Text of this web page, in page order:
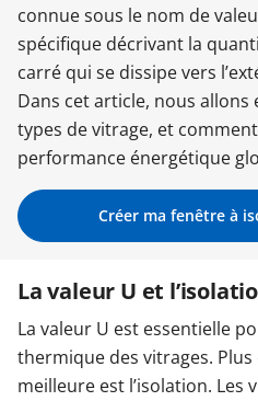
Portes d'entrée
Protections solaires
Garages & Carports
Clôtures et portails
M'identifier
connue sous le nom de
spécifique décrivant la
carré qui se dissipe vers
Dans cet article, nous
types de vitrage, et
performance énergétique
Créer ma fenêtre à
La valeur U et
La valeur U est essentielle
thermique des vitrages.
meilleure est l’isolation. Les